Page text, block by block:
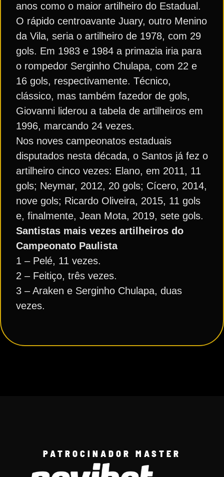
anos como o maior artilheiro do Estadual.
O rápido centroavante Juary, outro Menino
da Vila, seria o artilheiro de 1978, com 29
gols. Em 1983 e 1984 a primazia iria para
o rompedor Serginho Chulapa, com 22 e
16 gols, respectivamente. Técnico,
clássico, mas também fazedor de gols,
Giovanni liderou a tabela de artilheiros em
1996, marcando 24 vezes.
Nos noves campeonatos estaduais
disputados nesta década, o Santos já fez o
artilheiro cinco vezes: Elano, em 2011, 11
gols; Neymar, 2012, 20 gols; Cícero, 2014,
nove gols; Ricardo Oliveira, 2015, 11 gols
e, finalmente, Jean Mota, 2019, sete gols.
Santistas mais vezes artilheiros do
Campeonato Paulista
1 – Pelé, 11 vezes.
2 – Feitiço, três vezes.
3 – Araken e Serginho Chulapa, duas
vezes.
PATROCINADOR MASTER